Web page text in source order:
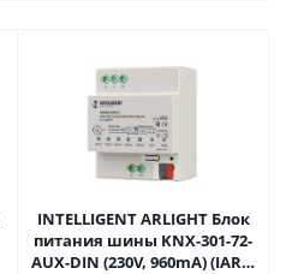
INTELLIGENT ARLIGHT Блок
питания шины KNX-301-72-
AUX-DIN (230V, 960mA) (IARL,